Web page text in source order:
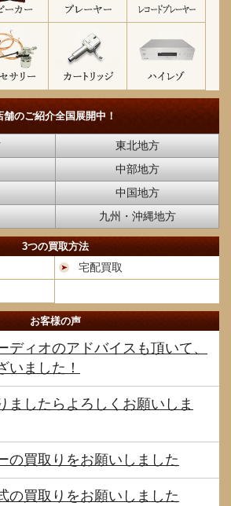
舗のご紹介全国展開中！
東北地方
中部地方
中国地方
九州・沖縄地方
3つの買取方法
宅配買取
お客様の声
ディオのアドバイスも頂いて、
いました！
ましたらよろしくお願いしま
の買取りをお願いしました
の買取りをお願いしました